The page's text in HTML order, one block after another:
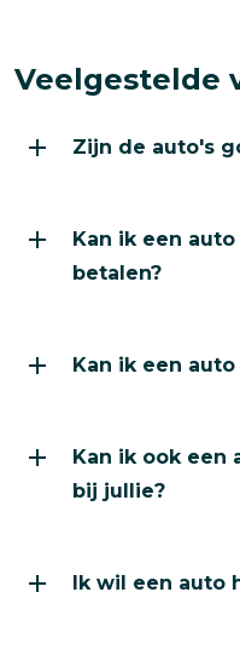
Veelgestelde
Zijn de auto's
Kan ik een
betalen?
Kan ik een
Kan ik ook een
bij jullie?
Ik wil een auto